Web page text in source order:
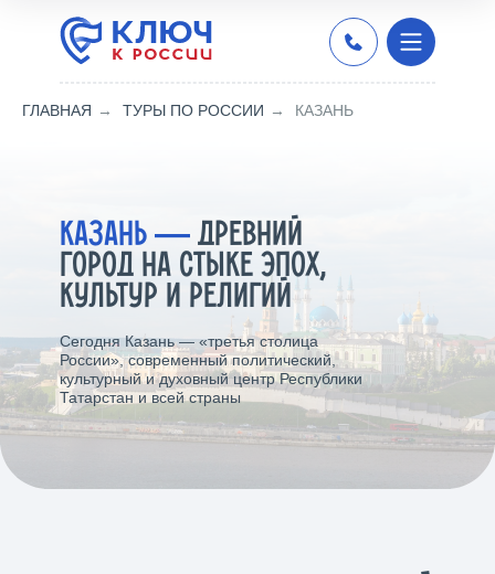
ГЛАВНАЯ → ТУРЫ ПО РОССИИ → КАЗАНЬ
Сегодня Казань — «третья столица
России», современный политический,
культурный и духовный центр Республики
Татарстан и всей страны
КАЗАНЬ ― ДРЕВНИЙ
ГОРОД НА СТЫКЕ ЭПОХ,
КУЛЬТУР И РЕЛИГИЙ